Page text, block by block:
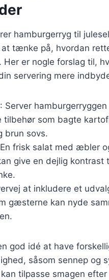
hamburgerryg til
tænke på, hvordan
er nogle forslag til,
servering mere
: Server hamburgerryggen
tilbehør som bagte
brun sovs.
frisk salat med æbler
give en dejlig kontrast
at inkludere et
gæsterne kan nyde
god idé at have
såsom sennep og
tilpasse smagen efter